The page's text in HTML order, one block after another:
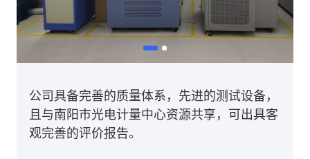
公司具备完善的质量体系，先进的测试设备，
且与南阳市光电计量中心资源共享，可出具客
观完善的评价报告。